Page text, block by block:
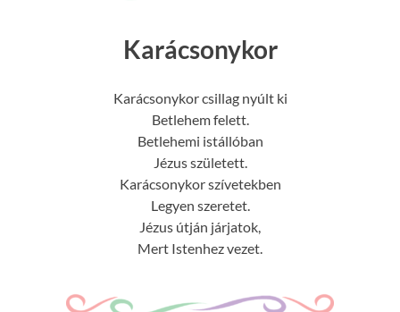
Karácsonykor
Karácsonykor csillag nyúlt ki
Betlehem felett.
Betlehemi istállóban
Jézus született.
Karácsonykor szívetekben
Legyen szeretet.
Jézus útján járjatok,
Mert Istenhez vezet.